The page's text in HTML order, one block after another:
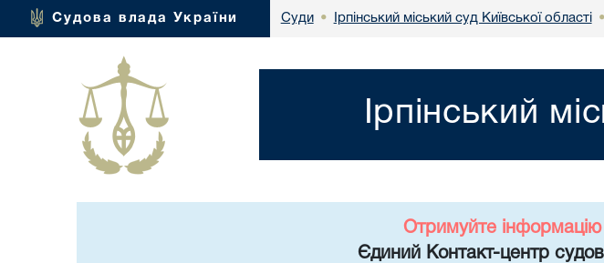
Судова влада України Суди • Ірпінський міський суд Київської області •
Ірпінський
Отримуйте
Єдиний Контакт-центр